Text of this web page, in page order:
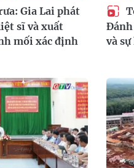
Gia Lai phát
sĩ và xuất
mối xác định
Đánh
và